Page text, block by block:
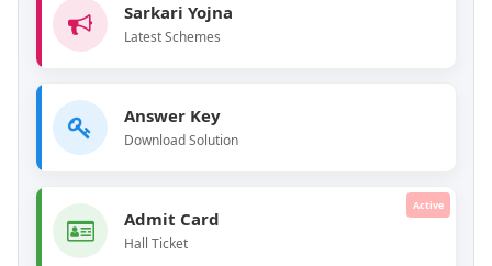
Sarkari Yojna
Latest Schemes
Answer Key
Download Solution
Admit Card
Hall Ticket
Active